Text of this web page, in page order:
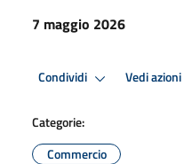
7 maggio 2026
Condividi Vedi azioni
Categorie:
Commercio